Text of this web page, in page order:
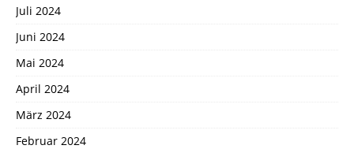
Juli 2024
Juni 2024
Mai 2024
April 2024
März 2024
Februar 2024